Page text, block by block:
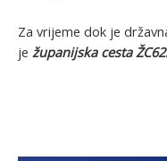
Za vrijeme dok je
je županijska cesta